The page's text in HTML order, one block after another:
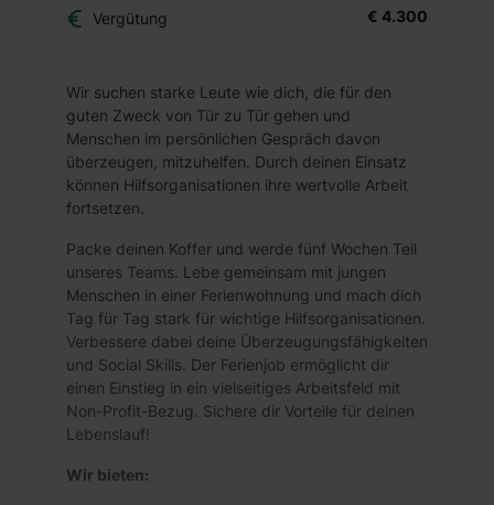
Vergütung € 4.300
Wir suchen starke Leute wie dich, die für den
guten Zweck von Tür zu Tür gehen und
Menschen im persönlichen Gespräch davon
überzeugen, mitzuhelfen. Durch deinen Einsatz
können Hilfsorganisationen ihre wertvolle Arbeit
fortsetzen.
Packe deinen Koffer und werde fünf Wochen Teil
unseres Teams. Lebe gemeinsam mit jungen
Menschen in einer Ferienwohnung und mach dich
Tag für Tag stark für wichtige Hilfsorganisationen.
Verbessere dabei deine Überzeugungsfähigkeiten
und Social Skills. Der Ferienjob ermöglicht dir
einen Einstieg in ein vielseitiges Arbeitsfeld mit
Non-Profit-Bezug. Sichere dir Vorteile für deinen
Lebenslauf!
Wir bieten: